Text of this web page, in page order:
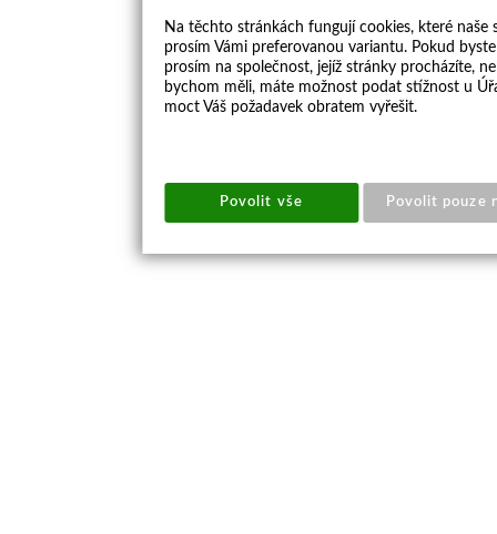
Na těchto stránkách fungují cookies, které
prosím Vámi preferovanou variantu. Pokud
prosím na společnost, jejíž stránky procházíte,
bychom měli, máte možnost podat stížnost u
moct Váš požadavek obratem vyřešit.
Povolit vše Povolit pouze